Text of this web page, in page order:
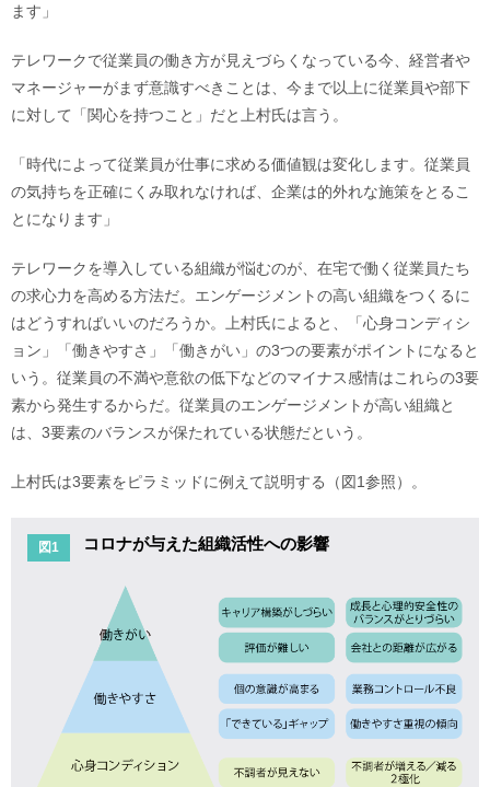
ます」
テレワークで従業員の働き方が見えづらくなっている今、経営者や
マネージャーがまず意識すべきことは、今まで以上に従業員や部下
に対して「関心を持つこと」だと上村氏は言う。
「時代によって従業員が仕事に求める価値観は変化します。従業員
の気持ちを正確にくみ取れなければ、企業は的外れな施策をとるこ
とになります」
テレワークを導入している組織が悩むのが、在宅で働く従業員たち
の求心力を高める方法だ。エンゲージメントの高い組織をつくるに
はどうすればいいのだろうか。上村氏によると、「心身コンディシ
ョン」「働きやすさ」「働きがい」の3つの要素がポイントになると
いう。従業員の不満や意欲の低下などのマイナス感情はこれらの3要
素から発生するからだ。従業員のエンゲージメントが高い組織と
は、3要素のバランスが保たれている状態だという。
上村氏は3要素をピラミッドに例えて説明する（図1参照）。
図1 コロナが与えた組織活性への影響